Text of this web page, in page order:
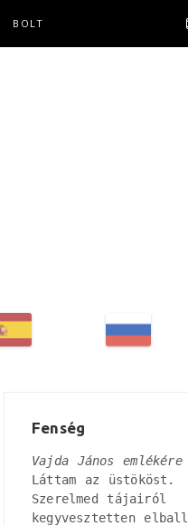
BOLT
Fenség
Vajda János emlékére
Láttam az üstököst.
Szerelmed tájairól
kegyvesztetten